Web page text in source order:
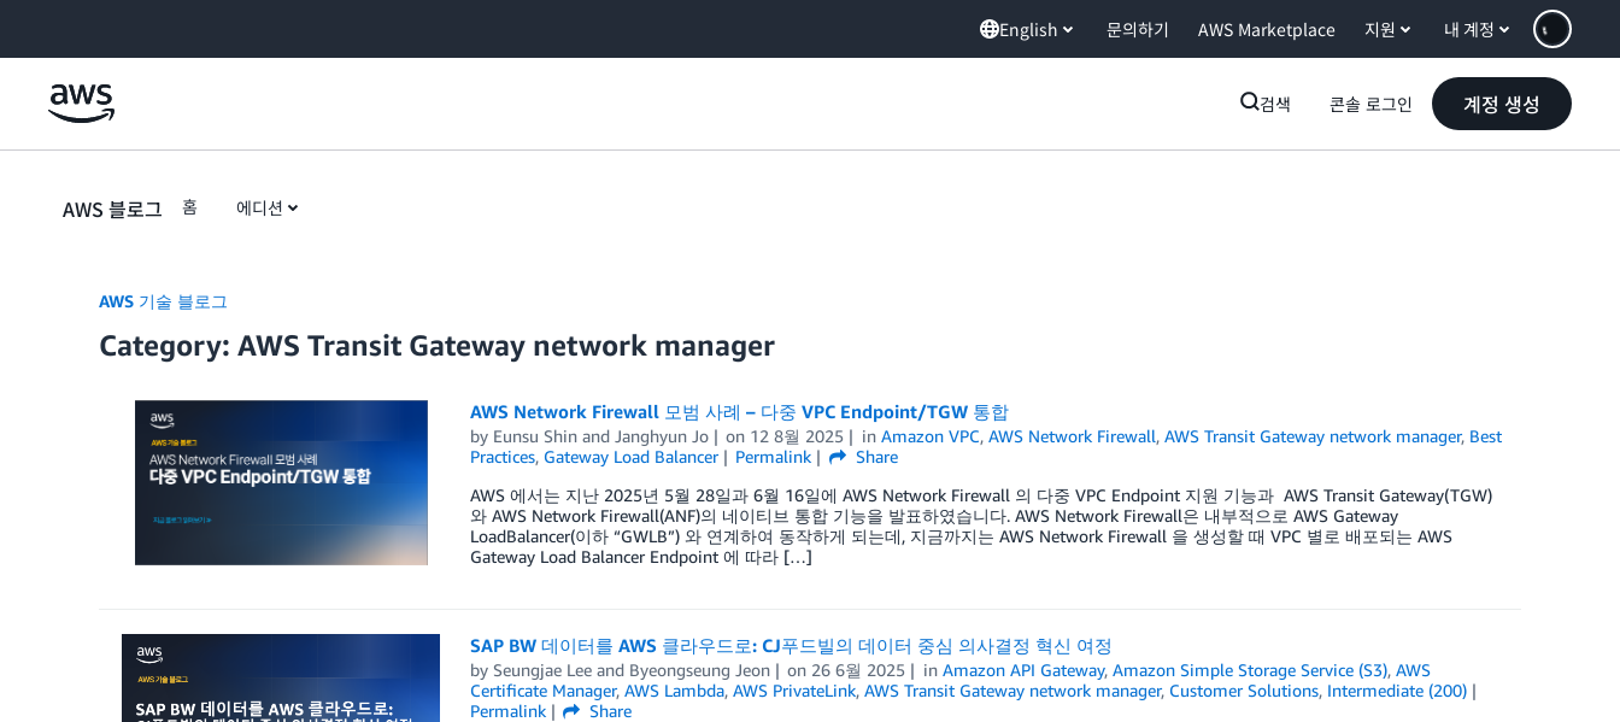
English 문의하기 AWS Marketplace 지원 내 계정
검색 콘솔 로그인 계정 생성
AWS 블로그 홈 에디션
AWS 기술 블로그
Category: AWS Transit Gateway network manager
AWS Network Firewall 모범 사례 – 다중 VPC Endpoint/TGW 통합
by Eunsu Shinand Janghyun Jo on 12 8월 2025 inAmazon VPC,AWS Network Firewall,AWS Transit Gateway network manager, Best
Practices, Gateway Load Balancer Permalink
Share
AWS 에서는 지난 2025년 5월 28일과 6월 16일에 AWS Network Firewall 의 다중 VPC Endpoint 지원 기능과 AWS Transit Gateway(TGW)
와 AWS Network Firewall(ANF)의 네이티브 통합 기능을 발표하였습니다. AWS Network Firewall은 내부적으로 AWS Gateway
LoadBalancer(이하 “GWLB”) 와 연계하여 동작하게 되는데, 지금까지는 AWS Network Firewall 을 생성할 때 VPC 별로 배포되는 AWS
Gateway Load Balancer Endpoint 에 따라 […]
SAP BW 데이터를 AWS 클라우드로: CJ푸드빌의 데이터 중심 의사결정 혁신 여정
by Seungjae Leeand Byeongseung Jeon on 26 6월 2025 inAmazon API Gateway,Amazon Simple Storage Service (S3),AWS
Certificate Manager, AWS Lambda, AWS PrivateLink, AWS Transit Gateway network manager, Customer Solutions, Intermediate (200)
Permalink
Share